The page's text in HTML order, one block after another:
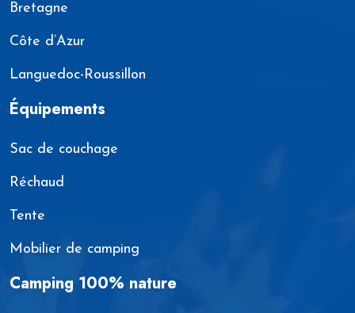
Bretagne
Côte d’Azur
Languedoc-Roussillon
Équipements
Sac de couchage
Réchaud
Tente
Mobilier de camping
Camping 100% nature